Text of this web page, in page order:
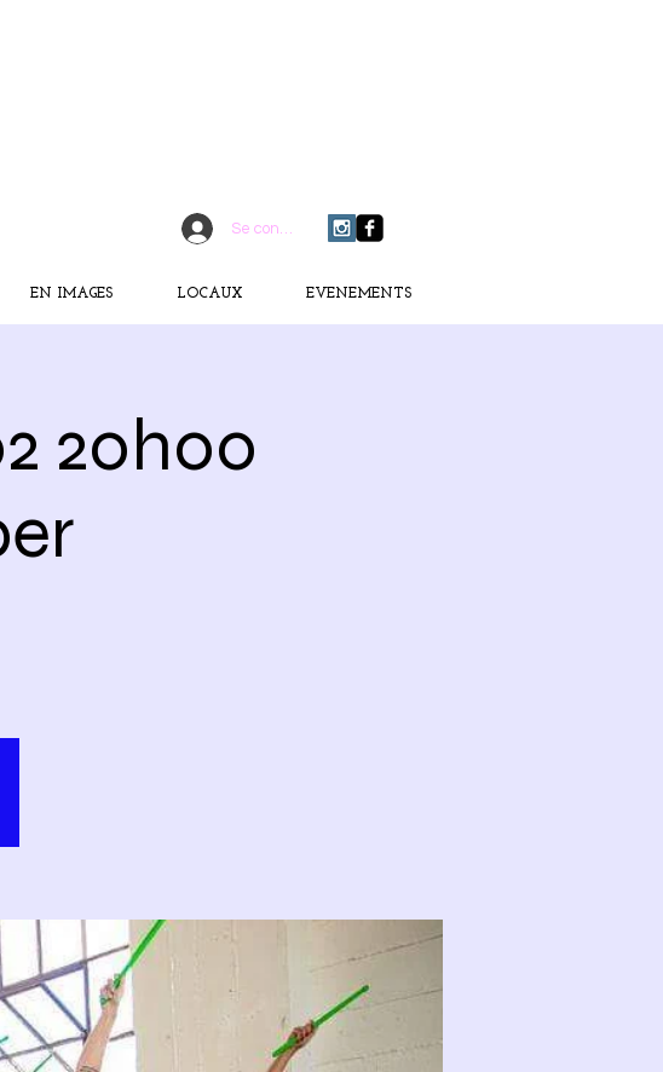
Se connecter
EN IMAGES LOCAUX EVENEMENTS
20h00